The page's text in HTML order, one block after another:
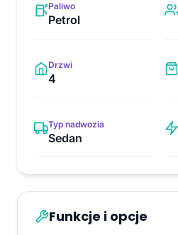
Paliwo
Petrol
Drzwi
4
Typ nadwozia
Sedan
Funkcje i opcje